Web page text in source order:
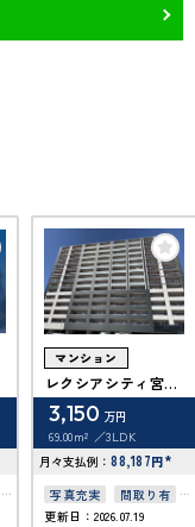
マンション
レクシアシティ宮崎
中央レジデンス
3,150 万円
69.00m²
3LDK
月々支払例： 88,187円*
写真充実
間取り有
築10年以内
更新日：2026.07.19